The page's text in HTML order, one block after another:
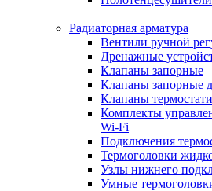
Радиаторная арматура
Вентили ручной
Дренажные
Клапаны запорные
Клапаны запорные
Клапаны
Комплекты
Wi-Fi
Подключения
Термоголовки
Узлы нижнего
Умные